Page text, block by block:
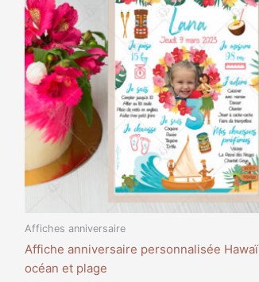
Affiches anniversaire
Affiche anniversaire personnalisée Hawaï
océan et plage
prix :
9,99€
35,99€
a
plusieurs
variations.
Les
options
peuvent
être
choisies
sur
la
page
produit